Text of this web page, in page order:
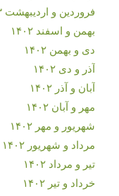
فروردین و اردیبهشت ۱۴۰۳
بهمن و اسفند ۱۴۰۲
دی و بهمن ۱۴۰۲
آذر و دی ۱۴۰۲
آبان و آذر ۱۴۰۲
مهر و آبان ۱۴۰۲
شهریور و مهر ۱۴۰۲
مرداد و شهریور ۱۴۰۲
تیر و مرداد ۱۴۰۲
خرداد و تیر ۱۴۰۲